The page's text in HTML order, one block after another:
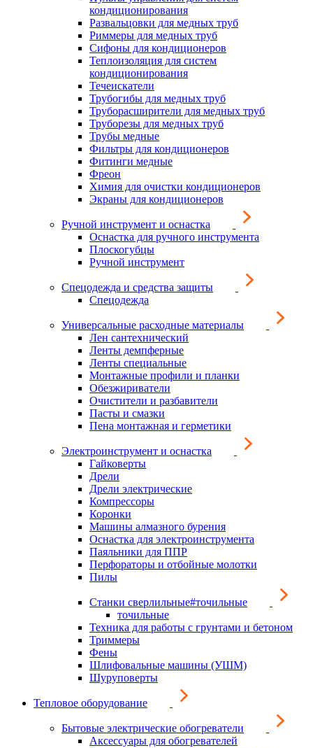
кондиционирования
Развальцовки для медных труб
Риммеры для медных труб
Сифоны для кондиционеров
Теплоизоляция для систем
кондиционирования
Течеискатели
Трубогибы для медных труб
Труборасширители для медных труб
Труборезы для медных труб
Трубы медные
Фильтры для кондиционеров
Фитинги медные
Фреон
Химия для очистки кондиционеров
Экраны для кондиционеров
Ручной инструмент и оснастка
Оснастка для ручного инструмента
Плоскогубцы
Ручной инструмент
Спецодежда и средства защиты
Спецодежда
Универсальные расходные материалы
Лен сантехнический
Ленты демпферные
Ленты специальные
Монтажные профили и планки
Обезжириватели
Очистители и разбавители
Пасты и смазки
Пена монтажная и герметики
Электроинструмент и оснастка
Гайковерты
Дрели
Дрели электрические
Компрессоры
Коронки
Машины алмазного бурения
Оснастка для электроинструмента
Паяльники для ППР
Перфораторы и отбойные молотки
Пилы
Станки сверлильные#точильные
точильные
Техника для работы с грунтами и бетоном
Триммеры
Фены
Шлифовальные машины (УШМ)
Шуруповерты
Тепловое оборудование
Бытовые электрические обогреватели
Аксессуары для обогревателей